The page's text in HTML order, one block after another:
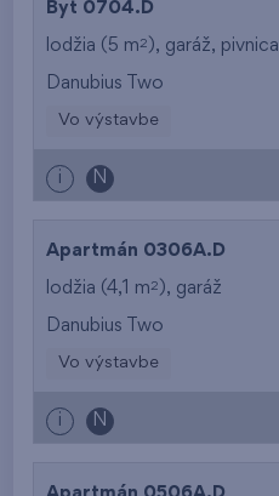
Byt 0704.D
lodžia (5 m2 ), garáž, pivnica
Danubius Two
Vo výstavbe
i N
Apartmán 0306A.D
lodžia (4,1 m2 ), garáž
Danubius Two
Vo výstavbe
i N